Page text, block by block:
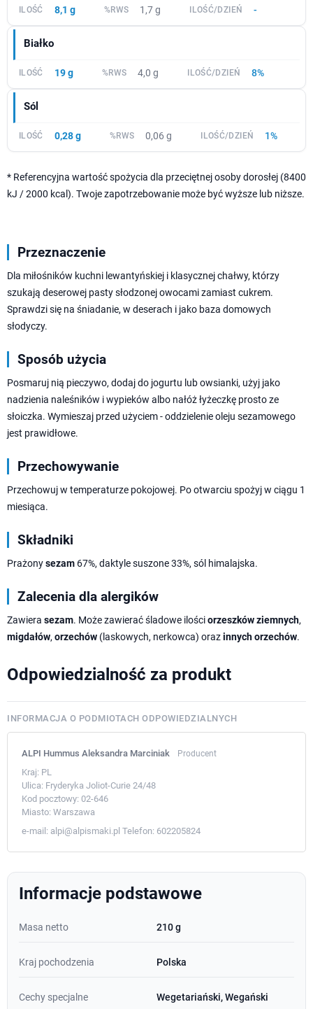
8,1 g 1,7 g -
Białko
19 g 4,0 g 8%
Sól
0,28 g 0,06 g 1%
* Referencyjna wartość spożycia dla przeciętnej osoby dorosłej (8400
kJ / 2000 kcal). Twoje zapotrzebowanie może być wyższe lub niższe.
Przeznaczenie
Dla miłośników kuchni lewantyńskiej i klasycznej chałwy, którzy
szukają deserowej pasty słodzonej owocami zamiast cukrem.
Sprawdzi się na śniadanie, w deserach i jako baza domowych
słodyczy.
Sposób użycia
Posmaruj nią pieczywo, dodaj do jogurtu lub owsianki, użyj jako
nadzienia naleśników i wypieków albo nałóż łyżeczkę prosto ze
słoiczka. Wymieszaj przed użyciem - oddzielenie oleju sezamowego
jest prawidłowe.
Przechowywanie
Przechowuj w temperaturze pokojowej. Po otwarciu spożyj w ciągu 1
miesiąca.
Składniki
Prażonysezam 67%, daktyle suszone 33%, sól himalajska.
Zalecenia dla alergików
Zawiera sezam. Może zawierać śladowe ilościorzeszków ziemnych,
migdałów, orzechów (laskowych, nerkowca) orazinnych orzechów.
Odpowiedzialność za produkt
INFORMACJA O PODMIOTACH ODPOWIEDZIALNYCH
ALPI Hummus Aleksandra Marciniak Producent
Kraj: PL
Ulica: Fryderyka Joliot-Curie 24/48
Kod pocztowy: 02-646
Miasto: Warszawa
e-mail: alpi@alpismaki.pl Telefon: 602205824
Informacje podstawowe
Masa netto 210 g
Kraj pochodzenia Polska
Cechy specjalne Wegetariański, Wegański